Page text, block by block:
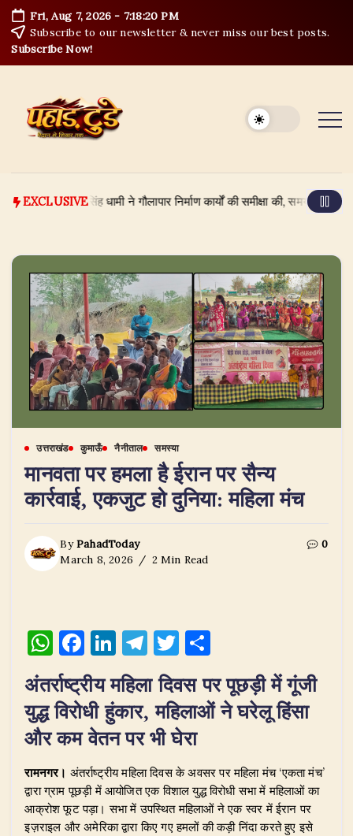
Skip
to
content
Fri, Aug 7, 2026 - 7:18:21 PM
Subscribe to our newsletter & never miss our best posts.
Subscribe Now!
EXCLUSIVE
पुष्कर सिंह धामी ने गौलापार निर्माण कार्यों की समीक्षा की, समय-सीमा और
उत्तराखंड कुमाऊँ नैनीताल समस्या
मानवता पर हमला है ईरान पर सैन्य
कार्रवाई, एकजुट हो दुनिया: महिला मंच
ByPahadToday
March 8, 2026
2 Min Read
0
W
h
at
s
A
p
p
F
a
c
e
b
o
o
k
Li
n
k
e
dI
n
T
el
e
g
ra
m
T
it
te
r
ar
e
अंतर्राष्ट्रीय महिला दिवस पर पूछड़ी में गूंजी
युद्ध विरोधी हुंकार, महिलाओं ने घरेलू हिंसा
और कम वेतन पर भी घेरा
रामनगर। अंतर्राष्ट्रीय महिला दिवस के अवसर पर महिला मंच ‘एकता मंच’
द्वारा ग्राम पूछड़ी में आयोजित एक विशाल युद्ध विरोधी सभा में महिलाओं का
आक्रोश फूट पड़ा। सभा में उपस्थित महिलाओं ने एक स्वर में ईरान पर
इज़राइल और अमेरिका द्वारा किए गए हमलों की कड़ी निंदा करते हुए इसे